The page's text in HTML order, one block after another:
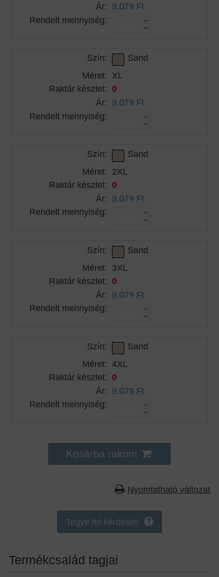
Ár: 9.079 Ft
Rendelt mennyiség:
Szín:
Sand
Méret: XL
Raktár készlet: 0
Ár: 9.079 Ft
Rendelt mennyiség:
Szín:
Sand
Méret: 2XL
Raktár készlet: 0
Ár: 9.079 Ft
Rendelt mennyiség:
Szín:
Sand
Méret: 3XL
Raktár készlet: 0
Ár: 9.079 Ft
Rendelt mennyiség:
Szín:
Sand
Méret: 4XL
Raktár készlet: 0
Ár: 9.079 Ft
Rendelt mennyiség:
Kosárba rakom
Nyomtatható változat
Tegye fel kérdését!
Termékcsalád tagjai